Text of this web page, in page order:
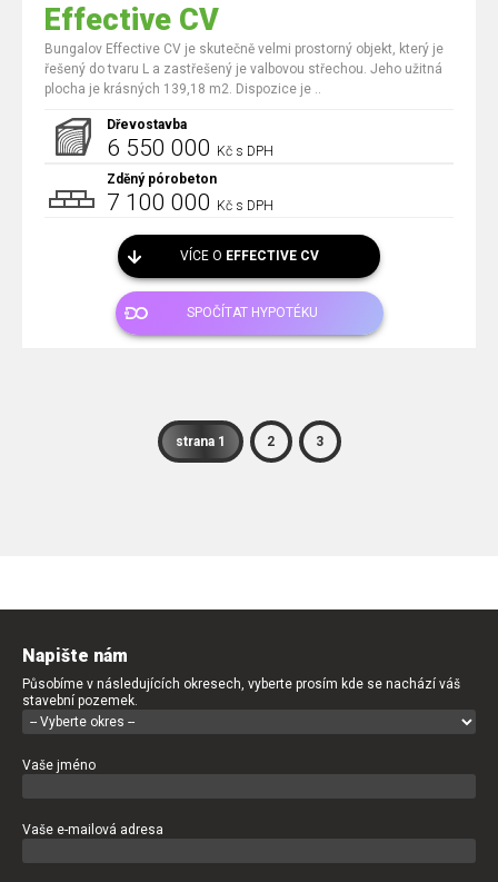
Effective CV
Bungalov Effective CV je skutečně velmi prostorný objekt, který je
řešený do tvaru L a zastřešený je valbovou střechou. Jeho užitná
plocha je krásných 139,18 m2. Dispozice je ..
Dřevostavba
6 550 000 Kč s DPH
Zděný pórobeton
7 100 000 Kč s DPH
VÍCE O EFFECTIVE CV
SPOČÍTAT HYPOTÉKU
strana 1 2 3
Napište nám
Působíme v následujících okresech, vyberte prosím kde se nachází váš
stavební pozemek.
Vaše jméno
Vaše e-mailová adresa